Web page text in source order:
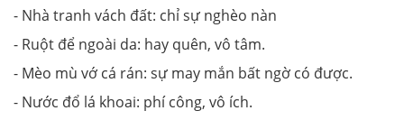
- Nhà tranh vách đất: chỉ sự nghèo nàn
- Ruột để ngoài da: hay quên, vô tâm.
- Mèo mù vớ cá rán: sự may mắn bất ngờ có được.
- Nước đổ lá khoai: phí công, vô ích.